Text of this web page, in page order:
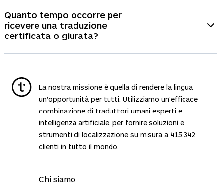
C. Attestato di accuratezza:
accuratezza firmato a corredo della traduzione,
garantendone così l'affidabilità e l'accettazione per
l'accuratezza e forniscono traduzioni certificate
corredate da un attestato di accuratezza. Le
traduzioni certificate sono accettate da enti ufficiali,
casi, come nell'UE, potrebbero essere necessarie
Quanto tempo occorre per
ricevere una traduzione
certificata o giurata?
combinazione linguistica. In genere, occorrono da
pochi giorni a una settimana.
La nostra missione è quella di rendere la lingua
un'opportunità per tutti. Utilizziamo un'efficace
combinazione di traduttori umani esperti e
intelligenza artificiale, per fornire soluzioni e
strumenti di localizzazione su misura a 415.342
clienti in tutto il mondo.
Chi siamo